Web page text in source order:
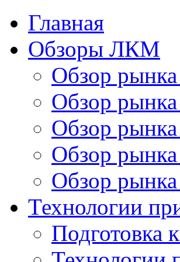
Главная
Обзоры ЛКМ
Обзор рынка
Обзор
Обзор рынка
Обзор рынка
Обзор рынка
Технологии
Подготовка